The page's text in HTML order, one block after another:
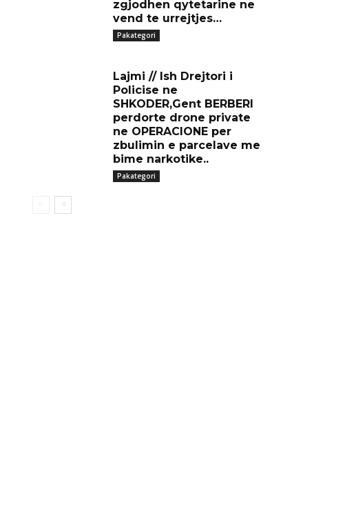
zgjodhen qytetarine ne
vend te urrejtjes…
Pakategori
Lajmi // Ish Drejtori i
Policise ne
SHKODER,Gent BERBERI
perdorte drone private
ne OPERACIONE per
zbulimin e parcelave me
bime narkotike..
Pakategori